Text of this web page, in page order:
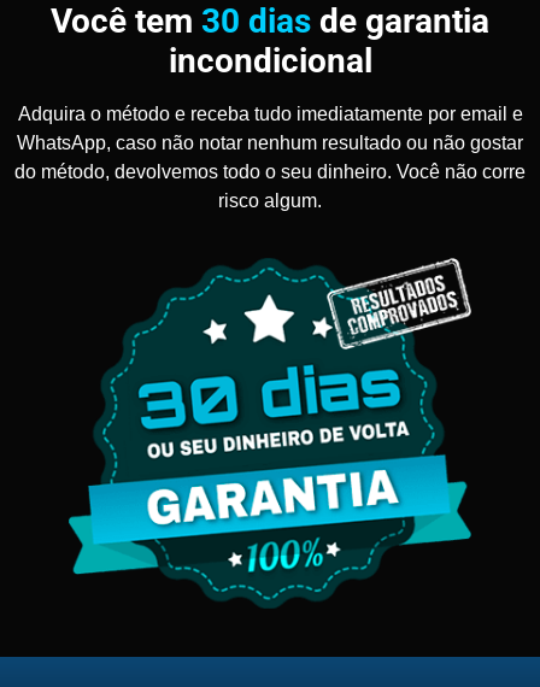
Você tem 30 dias de garantia
incondicional
Adquira o método e receba tudo imediatamente por email e
WhatsApp, caso não notar nenhum resultado ou não gostar
do método, devolvemos todo o seu dinheiro. Você não corre
risco algum.